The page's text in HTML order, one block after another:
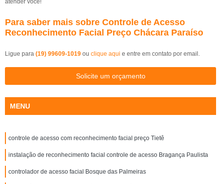
atender você!
Para saber mais sobre Controle de Acesso
Reconhecimento Facial Preço Chácara Paraíso
Ligue para (19) 99609-1019 ou clique aqui e entre em contato por email.
Solicite um orçamento
MENU
controle de acesso com reconhecimento facial preço Tietê
instalação de reconhecimento facial controle de acesso Bragança Paulista
controlador de acesso facial Bosque das Palmeiras